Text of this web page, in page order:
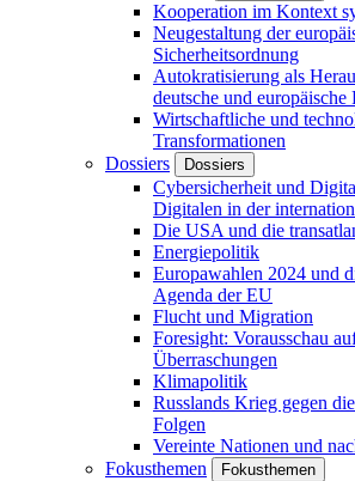
Kooperation im Kontext
Neugestaltung der
Sicherheitsordnung
Autokratisierung als
deutsche und europäische
Wirtschaftliche und
Transformationen
Dossiers
Dossiers
Cybersicherheit und
Digitalen in der
Die USA und die
Energiepolitik
Europawahlen 2024 und
Agenda der EU
Flucht und Migration
Foresight: Vorausschau
Überraschungen
Klimapolitik
Russlands Krieg gegen
Folgen
Vereinte Nationen und
Fokusthemen
Fokusthemen